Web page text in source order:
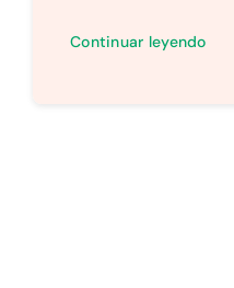
Continuar leyendo